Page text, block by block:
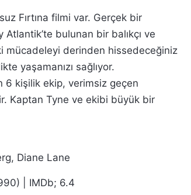
Fırtına filmi var. Gerçek bir
Atlantik’te bulunan bir balıkçı ve
mücadeleyi derinden hissedeceğiniz
yaşamanızı sağlıyor.
6 kişilik ekip, verimsiz geçen
Kaptan Tyne ve ekibi büyük bir
Diane Lane
| IMDb; 6.4